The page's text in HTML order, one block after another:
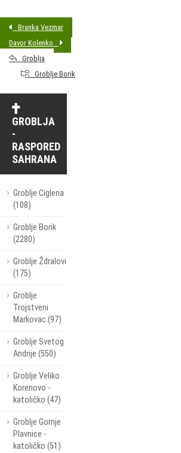
Branka Vezmar
Davor Kolenko
Groblja
Groblje Borik
GROBLJA
-
RASPORED
SAHRANA
Groblje Ciglena
(108)
Groblje Borik
(2280)
Groblje Ždralovi
(175)
Groblje
Trojstveni
Markovac (97)
Groblje Svetog
Andrije (550)
Groblje Veliko
Korenovo -
katoličko (47)
Groblje Gornje
Plavnice -
katoličko (51)